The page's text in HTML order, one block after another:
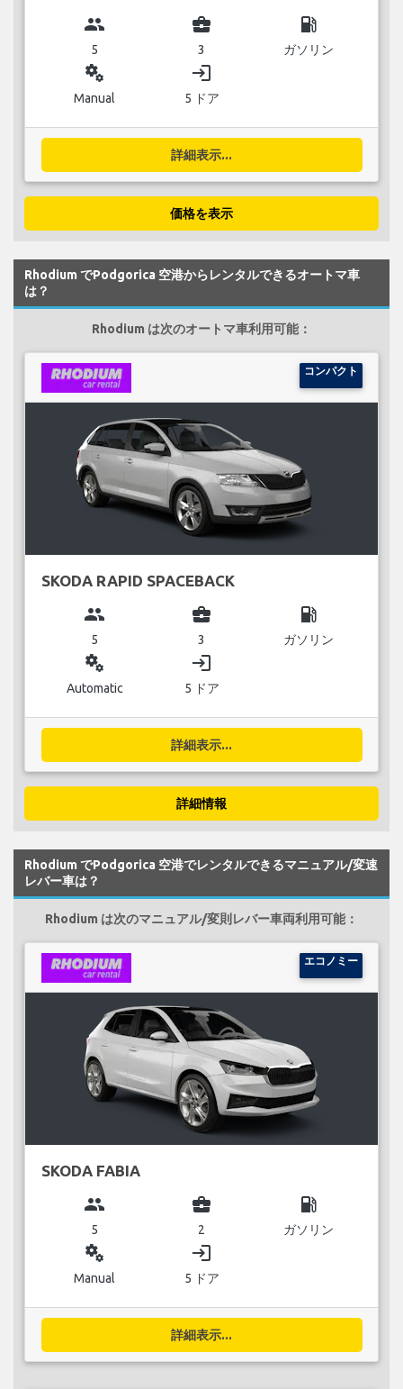
group
5
business_center
3
local_gas_station
ガソリン
miscellaneous_services
Manual
login
5 ドア
詳細表示...
価格を表示
Rhodium でPodgorica 空港からレンタルできるオートマ車
は？
Rhodium は次のオートマ車利用可能：
コンパクト
SKODA RAPID SPACEBACK
group
5
business_center
3
local_gas_station
ガソリン
miscellaneous_services
Automatic
login
5 ドア
詳細表示...
詳細情報
Rhodium でPodgorica 空港でレンタルできるマニュアル/変速
レバー車は？
Rhodium は次のマニュアル/変則レバー車両利用可能：
エコノミー
SKODA FABIA
group
5
business_center
2
local_gas_station
ガソリン
miscellaneous_services
Manual
login
5 ドア
詳細表示...